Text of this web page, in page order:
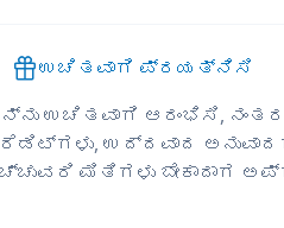
ಉಚಿತವಾಗಿ ಪ್ರಯತ್ನಿಸಿ
ಉಚಿತವಾಗಿ ಆರಂಭಿಸಿ, ನಂತರ
ಉದ್ದವಾದ
ಮಿತಿಗಳು ಬೇಕಾದಾಗ